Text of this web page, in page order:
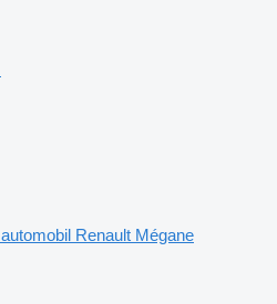
automobil Renault Mégane